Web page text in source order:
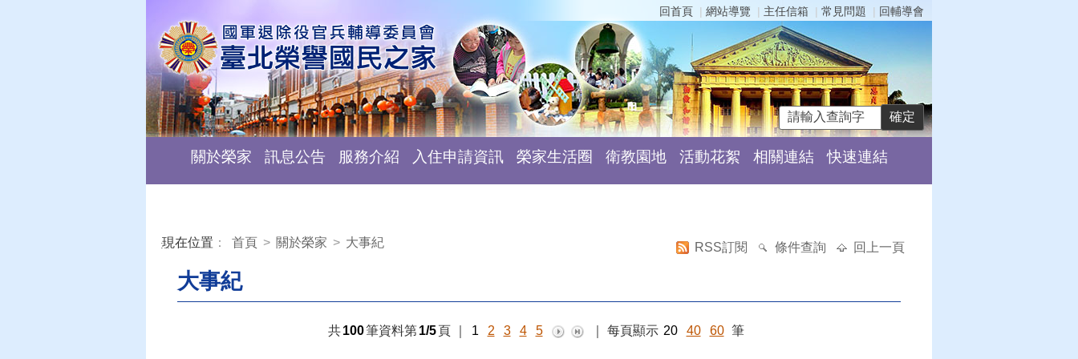
回首頁 網站導覽 主任信箱 常見問題 回輔導會
關於榮家 訊息公告 服務介紹 入住申請資訊 榮家生活圈 衛教園地 活動花絮 相關連結 快速連結
:::
現在位置 ： 首頁 > 關於榮家 > 大事紀 RSS訂閱 條件查詢 回上一頁
大事紀
共 100筆資料第 1/5 頁 1 2 3 4 5 每頁顯示 20 40 60 筆